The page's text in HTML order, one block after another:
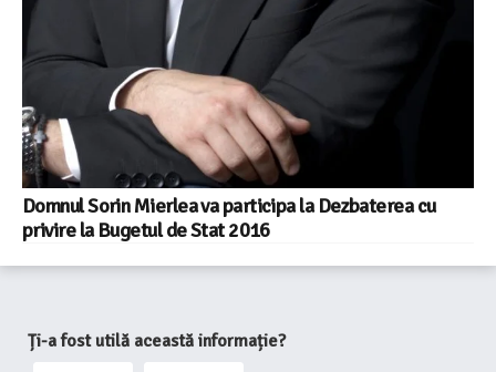
Domnul Sorin Mierlea va participa la Dezbaterea cu
privire la Bugetul de Stat 2016
Ți-a fost utilă această informație?